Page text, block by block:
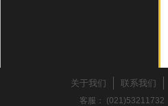
关于我们 联系我们
客服：